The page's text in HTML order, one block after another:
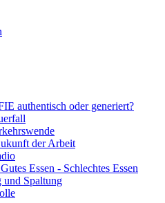
authentisch oder generiert?
der Arbeit
Essen - Schlechtes Essen
und Spaltung